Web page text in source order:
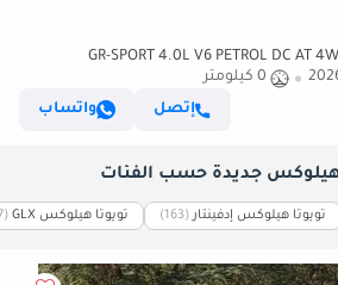
0 كيلومتر
إتصل
واتساب
جديدة حسب الفئات
تويوتا هيلوكس إدفينتار ‏(163) تويوتا هيلوكس GLX ‏(157)